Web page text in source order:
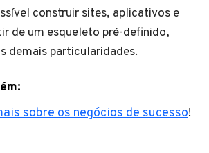
construir sites, aplicativos e
de um esqueleto pré-definido,
demais particularidades.
sobre os negócios de sucesso!